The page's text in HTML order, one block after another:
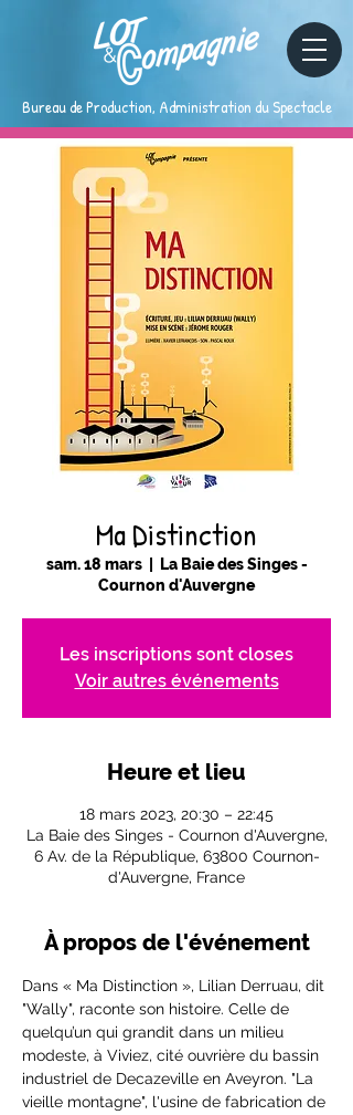
Bureau de Production, Administration du Spectacle
Ma Distinction
sam. 18 mars
  |
La Baie des Singes -
Cournon d'Auvergne
Les inscriptions sont closes
Voir autres événements
Heure et lieu
18 mars 2023, 20:30 – 22:45
La Baie des Singes - Cournon d'Auvergne,
6 Av. de la République, 63800 Cournon-
d'Auvergne, France
À propos de l'événement
Dans « Ma Distinction », Lilian Derruau, dit
"Wally", raconte son histoire. Celle de
quelqu’un qui grandit dans un milieu
modeste, à Viviez, cité ouvrière du bassin
industriel de Decazeville en Aveyron. "La
vieille montagne", l'usine de fabrication de